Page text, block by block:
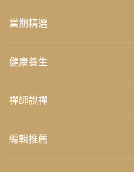
當期精選
健康養生
禪師說禪
編輯推薦